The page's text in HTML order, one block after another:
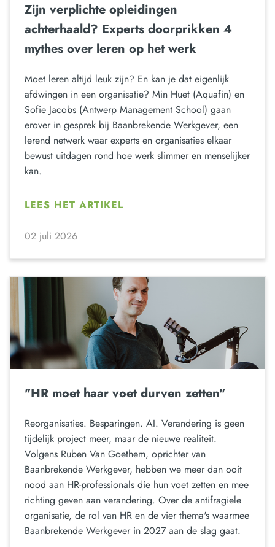
Zijn verplichte opleidingen
achterhaald? Experts doorprikken 4
mythes over leren op het werk
Moet leren altijd leuk zijn? En kan je dat eigenlijk
afdwingen in een organisatie? Min Huet (Aquafin) en
Sofie Jacobs (Antwerp Management School) gaan
erover in gesprek bij Baanbrekende Werkgever, een
lerend netwerk waar experts en organisaties elkaar
bewust uitdagen rond hoe werk slimmer en menselijker
kan.
LEES HET ARTIKEL
02 juli 2026
"HR moet haar voet durven zetten"
Reorganisaties. Besparingen. AI. Verandering is geen
tijdelijk project meer, maar de nieuwe realiteit.
Volgens Ruben Van Goethem, oprichter van
Baanbrekende Werkgever, hebben we meer dan ooit
nood aan HR-professionals die hun voet zetten en mee
richting geven aan verandering. Over de antifragiele
organisatie, de rol van HR en de vier thema's waarmee
Baanbrekende Werkgever in 2027 aan de slag gaat.